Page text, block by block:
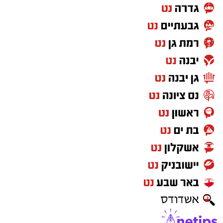
לדבריה, דבר לא נראה חריג באותו הרגע,
והמשפחה המשיכה בשגרת היום. אלא שכעבור חצי
שעה חזר הילד אל הסוללה, ללא ידיעת הוריו,
ומתוך סקרנות הכניס אותה לפיו. "מעשה של
משחק של ילדים, להכניס לפה, זה כנראה מדגדג
בפה בגלל הזרם החשמלי שהיא יוצרת". לדברי
האם, מדובר היה בהתנהגות תמימה לחלוטין, ללא
כל הבנה של הסכנה האדירה הטמונה בכך. במשך
מספר שניות שיחק הילד עם הסוללה בפיו, עד
שלפתע החליקה ונבלעה. "זו בטרייה קטנה,
שטוחה, פשוטה כזו," היא מתארת, "מייד לאחר מכן
הוא הבין שמשהו לא בסדר כשורה, ורץ לספר לנו
מה קרה".
"בתחילה ניסינו לגרום לו להקיא," מספרים הוריו.